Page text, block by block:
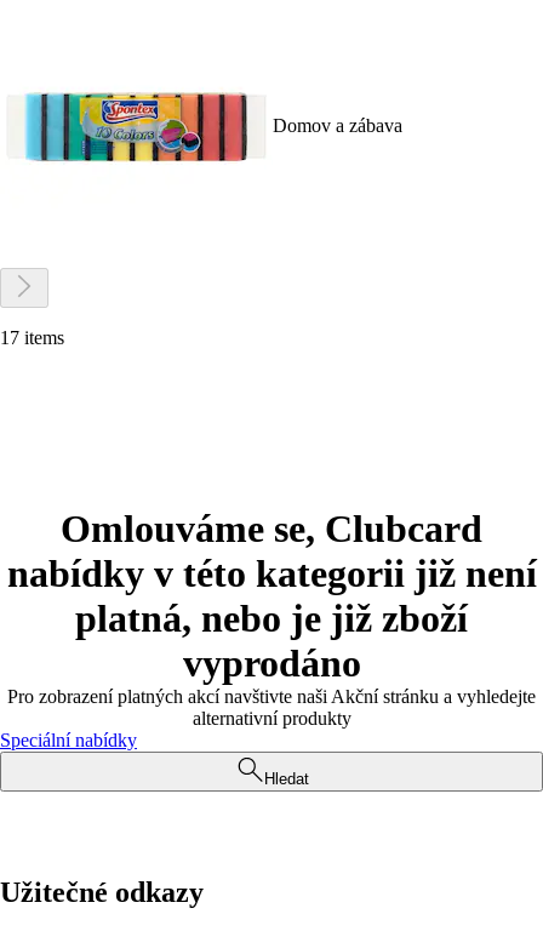
Domov a zábava
17 items
Omlouváme se, Clubcard
nabídky v této kategorii již není
platná, nebo je již zboží
vyprodáno
Pro zobrazení platných akcí navštivte naši Akční stránku a vyhledejte
alternativní produkty
Speciální nabídky
Hledat
Užitečné odkazy